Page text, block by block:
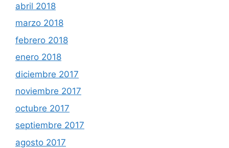
abril 2018
marzo 2018
febrero 2018
enero 2018
diciembre 2017
noviembre 2017
octubre 2017
septiembre 2017
agosto 2017